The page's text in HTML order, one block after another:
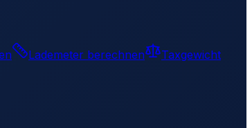
Lademeter berechnen Taxgewicht